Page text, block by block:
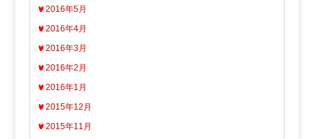
2016年5月
2016年4月
2016年3月
2016年2月
2016年1月
2015年12月
2015年11月